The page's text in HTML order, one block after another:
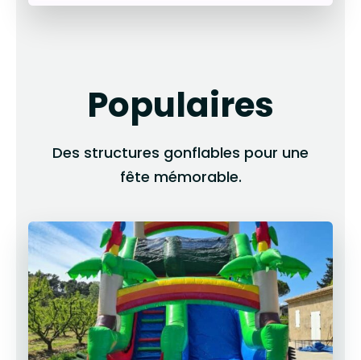
Populaires
Des structures gonflables pour une
fête mémorable.